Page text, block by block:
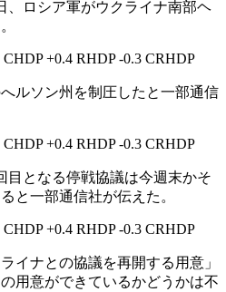
、ロシア軍がウクライナ南部ヘ
+0.4 RHDP -0.3 CRHDP
ルソン州を制圧したと一部通信
+0.4 RHDP -0.3 CRHDP
目となる停戦協議は今週末かそ
と一部通信社が伝えた。
+0.4 RHDP -0.3 CRHDP
イナとの協議を再開する用意」
用意ができているかどうかは不